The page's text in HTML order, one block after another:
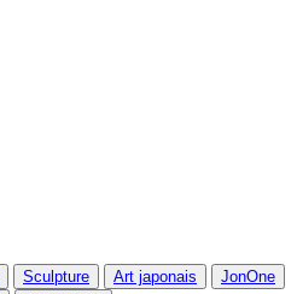
Sculpture Art japonais
JonOne